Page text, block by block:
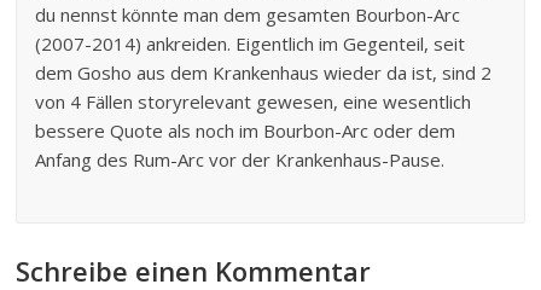
du nennst könnte man dem gesamten Bourbon-Arc
(2007-2014) ankreiden. Eigentlich im Gegenteil, seit
dem Gosho aus dem Krankenhaus wieder da ist, sind 2
von 4 Fällen storyrelevant gewesen, eine wesentlich
bessere Quote als noch im Bourbon-Arc oder dem
Anfang des Rum-Arc vor der Krankenhaus-Pause.
Schreibe einen Kommentar